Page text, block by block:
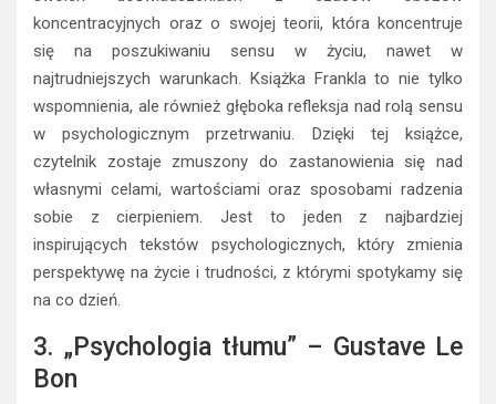
koncentracyjnych oraz o swojej teorii, która koncentruje
się na poszukiwaniu sensu w życiu, nawet w
najtrudniejszych warunkach. Książka Frankla to nie tylko
wspomnienia, ale również głęboka refleksja nad rolą sensu
w psychologicznym przetrwaniu. Dzięki tej książce,
czytelnik zostaje zmuszony do zastanowienia się nad
własnymi celami, wartościami oraz sposobami radzenia
sobie z cierpieniem. Jest to jeden z najbardziej
inspirujących tekstów psychologicznych, który zmienia
perspektywę na życie i trudności, z którymi spotykamy się
na co dzień.
3. „Psychologia tłumu” – Gustave Le
Bon